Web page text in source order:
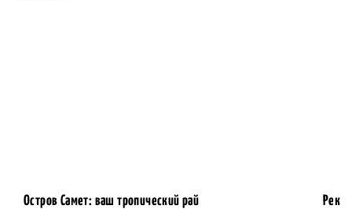
Остров Самет: ваш тропический рай
Река